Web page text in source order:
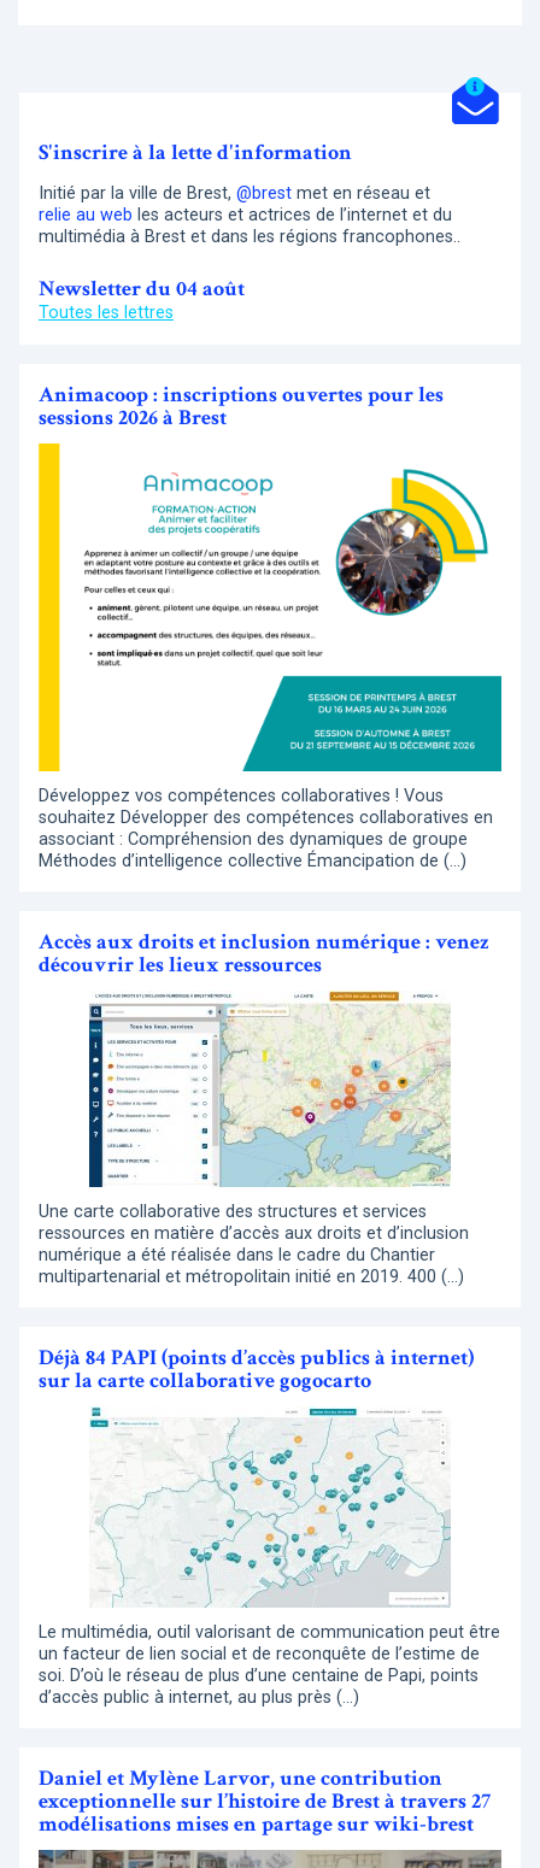
S'inscrire à la lette d'information
Initié par la ville de Brest, @brest met en réseau et
relie au web les acteurs et actrices de l’internet et du
multimédia à Brest et dans les régions francophones..
Newsletter du 04 août
Toutes les lettres
Animacoop : inscriptions ouvertes pour les
sessions 2026 à Brest
Développez vos compétences collaboratives ! Vous
souhaitez Développer des compétences collaboratives en
associant : Compréhension des dynamiques de groupe
Méthodes d’intelligence collective Émancipation de (…)
Accès aux droits et inclusion numérique : venez
découvrir les lieux ressources
Une carte collaborative des structures et services
ressources en matière d’accès aux droits et d’inclusion
numérique a été réalisée dans le cadre du Chantier
multipartenarial et métropolitain initié en 2019. 400 (…)
Déjà 84 PAPI (points d’accès publics à internet)
sur la carte collaborative gogocarto
Le multimédia, outil valorisant de communication peut être
un facteur de lien social et de reconquête de l’estime de
soi. D’où le réseau de plus d’une centaine de Papi, points
d’accès public à internet, au plus près (…)
Daniel et Mylène Larvor, une contribution
exceptionnelle sur l’histoire de Brest à travers 27
modélisations mises en partage sur wiki-brest